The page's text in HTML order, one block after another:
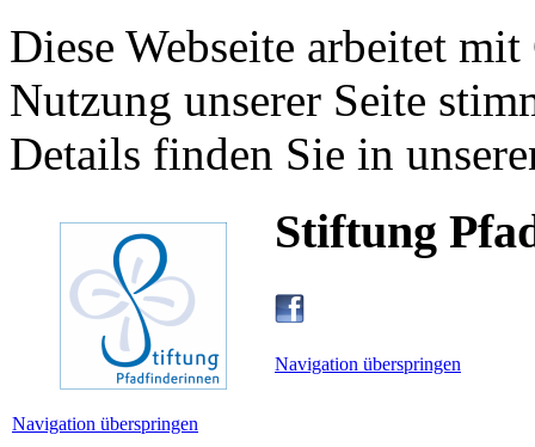
Diese Webseite arbeitet
Nutzung unserer Seite
Details finden Sie in
Stiftung
Navigation überspringen
Navigation überspringen